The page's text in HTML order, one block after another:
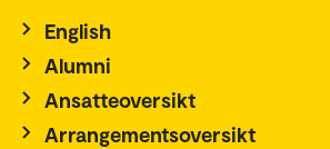
English
Alumni
Ansatteoversikt
Arrangementsoversikt